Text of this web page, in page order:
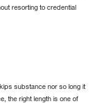
resorting to credential
substance nor so long it
the right length is one of